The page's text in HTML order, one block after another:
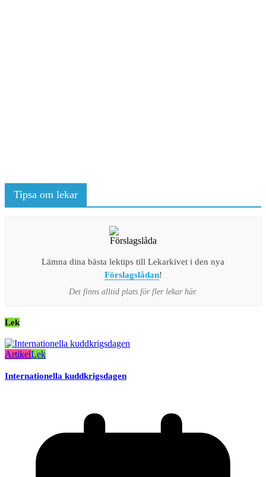
Tipsa om lekar
Lämna dina bästa lektips till Lekarkivet i den nya
Förslagslådan!
Det finns alltid plats för fler lekar här.
Lek
ArtikelLek
Internationella kuddkrigsdagen